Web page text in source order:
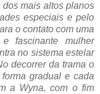
mais altos planos
especiais e pelo
o contato com uma
e fascinante mulher
no sistema estelar
decorrer da trama o
gradual e cada
a Wyna, com o fim